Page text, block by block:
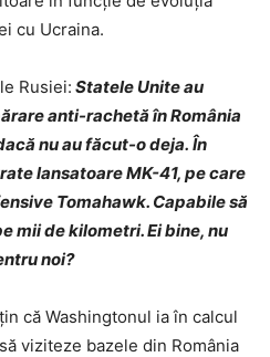
cu Ucraina.
Rusiei: Statele Unite au
anti-rachetă în România
nu au făcut-o deja. În
lansatoare MK-41, pe care
Tomahawk. Capabile să
mii de kilometri. Ei bine, nu
noi?
că Washingtonul ia în calcul
viziteze bazele din România